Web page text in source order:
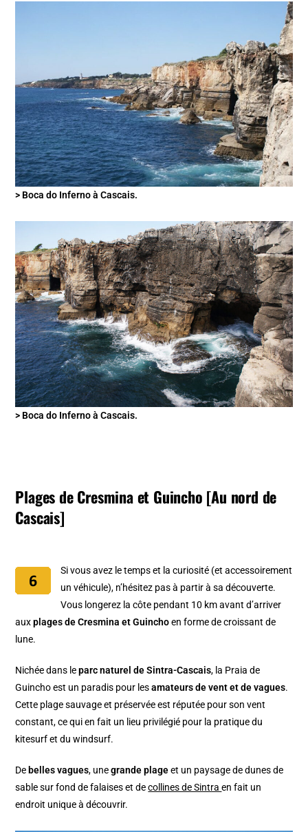
> Boca do Inferno à Cascais.
> Boca do Inferno à Cascais.
Plages de Cresmina et Guincho [Au nord de
Cascais]
Si vous avez le temps et la curiosité (et accessoirement
un véhicule), n’hésitez pas à partir à sa découverte.
Vous longerez la côte pendant 10 km avant d’arriver
auxplages de Cresmina et Guinchoen forme de croissant de
lune.
Nichée dans leparc naturel de Sintra-Cascais, la Praia de
Guincho est un paradis pour lesamateurs de vent et de vagues.
Cette plage sauvage et préservée est réputée pour son vent
constant, ce qui en fait un lieu privilégié pour la pratique du
kitesurf et du windsurf.
De belles vagues, unegrande plageet un paysage de dunes de
sable sur fond de falaises et decollines de Sintraen fait un
endroit unique à découvrir.